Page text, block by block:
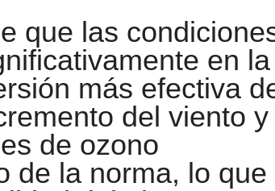
que las
en la
más efectiva
del viento
de ozono
de la norma, lo que